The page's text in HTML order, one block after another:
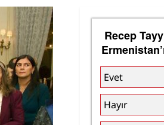
Recep
Evet
Hayır